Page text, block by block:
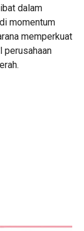
dalam
momentum
memperkuat